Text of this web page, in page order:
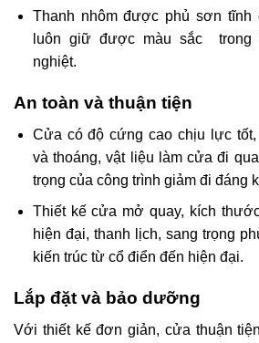
Thanh nhôm được phủ sơn tĩnh
luôn giữ được màu sắc trong
nghiệt.
An toàn và thuận tiện
Cửa có độ cứng cao chịu lực tốt,
và thoáng, vật liệu làmcửa đi
trọng của công trình giảm đi đáng
Thiết kế cửa mở quay, kích
hiện đại, thanh lịch, sang trọng
kiến trúc từ cổ điển đến hiện đại.
Lắp đặt và bảo dưỡng
Với thiết kế đơn giản, cửa thuận